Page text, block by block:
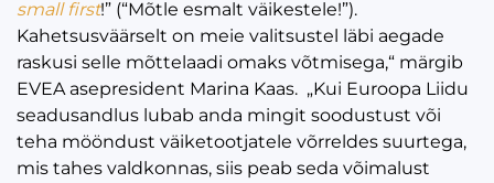
small first!” (“Mõtle esmalt väikestele!”).
Kahetsusväärselt on meie valitsustel läbi aegade
raskusi selle mõttelaadi omaks võtmisega,“ märgib
EVEA asepresident Marina Kaas. „Kui Euroopa Liidu
seadusandlus lubab anda mingit soodustust või
teha mööndust väiketootjatele võrreldes suurtega,
mis tahes valdkonnas, siis peab seda võimalust